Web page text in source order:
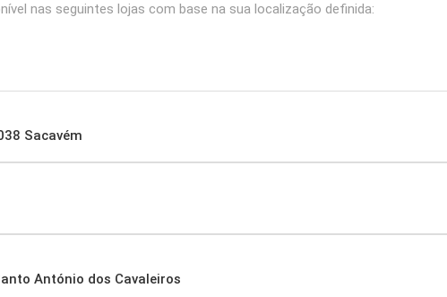
nas seguintes lojas com base na sua localização definida:
Sacavém
António dos Cavaleiros